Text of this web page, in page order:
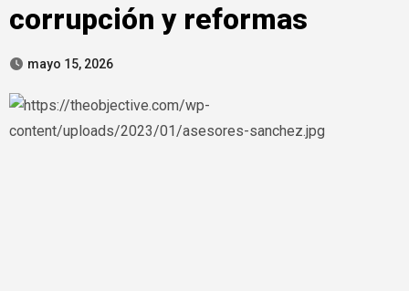
corrupción y reformas
mayo 15, 2026